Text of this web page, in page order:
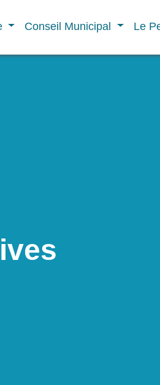
Conseil Municipal Le